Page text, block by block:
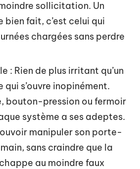
sollicitation. Un
fait, c’est celui qui
chargées sans perdre
: Rien de plus irritant qu’un
s’ouvre inopinément.
bouton-pression ou fermoir
système a ses adeptes.
manipuler son porte-
sans craindre que la
au moindre faux